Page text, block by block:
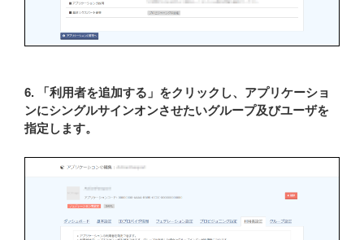
6. 「利用者を追加する」をクリックし、アプリケーショ
ンにシングルサインオンさせたいグループ及びユーザを
指定します。